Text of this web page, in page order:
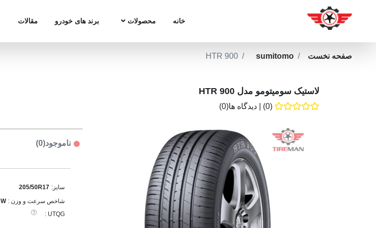
خانه محصولات برند های خودرو مقالات
صفحه نخست sumitomo
HTR 900
لاستیک سومیتومو مدل HTR 900
(0) دیدگاه ها(0)
ناموجود(0)
سایز: 205/50R17
شاخص سرعت و وزن : W
UTQG :